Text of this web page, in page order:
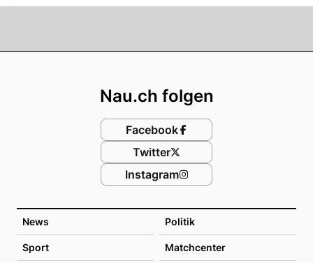
News Politik
Sport Matchcenter
Nau.ch folgen
Facebook
Twitter
Instagram